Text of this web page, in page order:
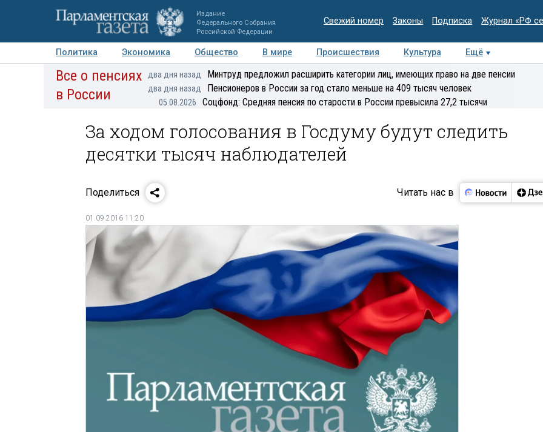
Издание
Федерального Собрания
Российской Федерации
Свежий номер Законы Подписка Журнал «РФ
Политика Экономика Общество В мире Происшествия Культура
Ещё
Авторы Персоны Мнения Регионы Медиацентр Интервью Колумнисты
Все о пенсиях
в России
два дня назад Минтруд предложил расширить категории лиц, имеющих право на две пенсии
два дня назад Пенсионеров в России за год стало меньше на 409 тысяч человек
05.08.2026 Соцфонд: Средняя пенсия по старости в России превысила 27,2 тысячи
За ходом голосования в Госдуму будут следить
десятки тысяч наблюдателей
Поделиться Читать нас в
01.09.2016 11:20